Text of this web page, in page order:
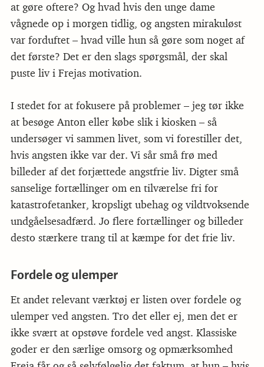
at gøre oftere? Og hvad hvis den unge dame
vågnede op i morgen tidlig, og angsten mirakuløst
var forduftet – hvad ville hun så gøre som noget af
det første? Det er den slags spørgsmål, der skal
puste liv i Frejas motivation.
I stedet for at fokusere på problemer – jeg tør ikke
at besøge Anton eller købe slik i kiosken – så
undersøger vi sammen livet, som vi forestiller det,
hvis angsten ikke var der. Vi sår små frø med
billeder af det forjættede angstfrie liv. Digter små
sanselige fortællinger om en tilværelse fri for
katastrofetanker, kropsligt ubehag og vildtvoksende
undgåelsesadfærd. Jo flere fortællinger og billeder
desto stærkere trang til at kæmpe for det frie liv.
Fordele og ulemper
Et andet relevant værktøj er listen over fordele og
ulemper ved angsten. Tro det eller ej, men det er
ikke svært at opstøve fordele ved angst. Klassiske
goder er den særlige omsorg og opmærksomhed